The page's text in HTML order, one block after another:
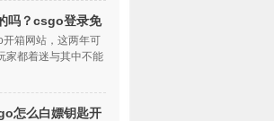
吗？csgo登录免
箱网站，这两年可
家都着迷与其中不能
因而第三方开箱
怎么白嫖钥匙开